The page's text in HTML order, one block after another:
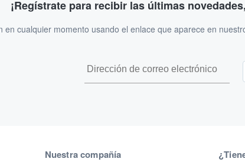
¡Regístrate para recibir las últimas
en cualquier momento usando el enlace que aparece en
Nuestra compañía